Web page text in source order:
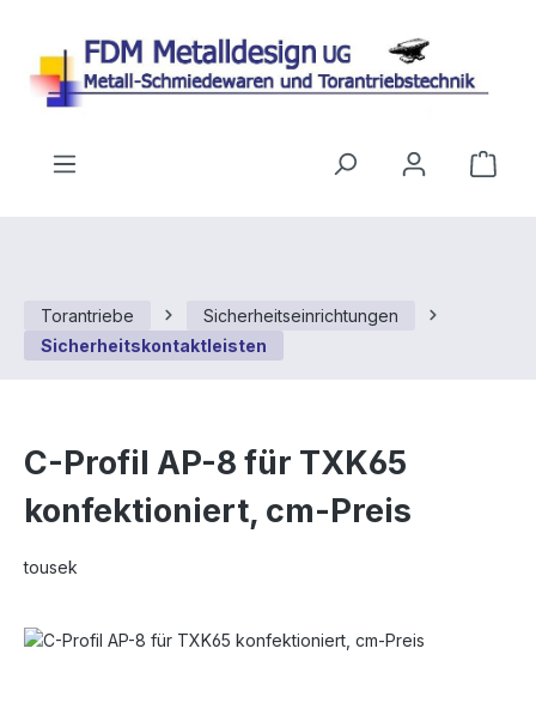
Torantriebe
Sicherheitseinrichtungen
Sicherheitskontaktleisten
C-Profil AP-8 für TXK65
konfektioniert, cm-Preis
tousek
Bildergalerie überspringen